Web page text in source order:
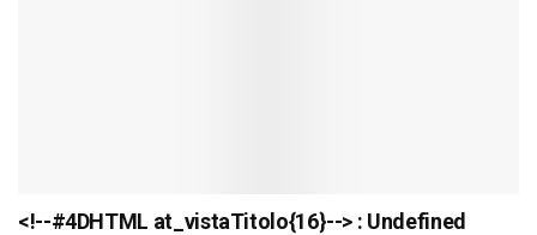
<!--#4DHTML at_vistaTitolo{16}--> : Undefined